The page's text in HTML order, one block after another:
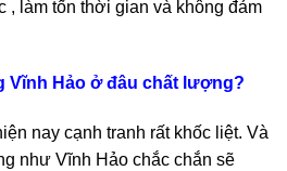
, làm tốn thời gian và không đảm
Vĩnh Hảo ở đâu chất lượng?
nay cạnh tranh rất khốc liệt. Và
như Vĩnh Hảo chắc chắn sẽ